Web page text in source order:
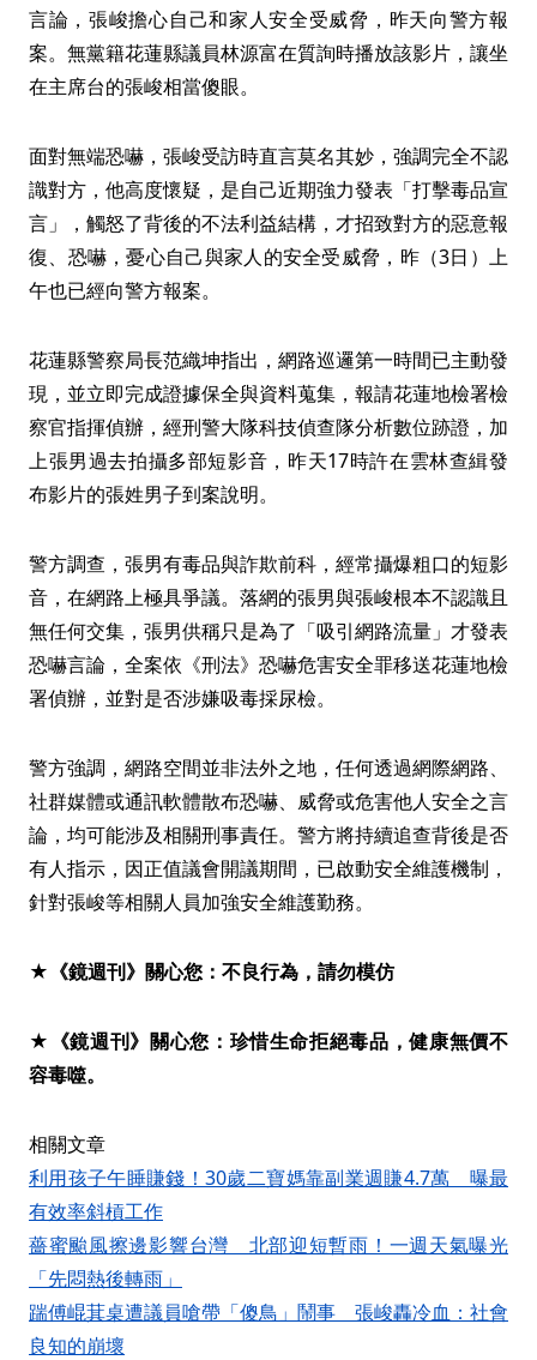
言論，張峻擔心自己和家人安全受威脅，昨天向警方報
案。無黨籍花蓮縣議員林源富在質詢時播放該影片，讓坐
在主席台的張峻相當傻眼。
面對無端恐嚇，張峻受訪時直言莫名其妙，強調完全不認
識對方，他高度懷疑，是自己近期強力發表「打擊毒品宣
言」，觸怒了背後的不法利益結構，才招致對方的惡意報
復、恐嚇，憂心自己與家人的安全受威脅，昨（3日）上
午也已經向警方報案。
花蓮縣警察局長范織坤指出，網路巡邏第一時間已主動發
現，並立即完成證據保全與資料蒐集，報請花蓮地檢署檢
察官指揮偵辦，經刑警大隊科技偵查隊分析數位跡證，加
上張男過去拍攝多部短影音，昨天17時許在雲林查緝發
布影片的張姓男子到案說明。
警方調查，張男有毒品與詐欺前科，經常攝爆粗口的短影
音，在網路上極具爭議。落網的張男與張峻根本不認識且
無任何交集，張男供稱只是為了「吸引網路流量」才發表
恐嚇言論，全案依《刑法》恐嚇危害安全罪移送花蓮地檢
署偵辦，並對是否涉嫌吸毒採尿檢。
警方強調，網路空間並非法外之地，任何透過網際網路、
社群媒體或通訊軟體散布恐嚇、威脅或危害他人安全之言
論，均可能涉及相關刑事責任。警方將持續追查背後是否
有人指示，因正值議會開議期間，已啟動安全維護機制，
針對張峻等相關人員加強安全維護勤務。
★《鏡週刊》關心您：不良行為，請勿模仿
★《鏡週刊》關心您：珍惜生命拒絕毒品，健康無價不
容毒噬。
相關文章
利用孩子午睡賺錢！30歲二寶媽靠副業週賺4.7萬 曝最
有效率斜槓工作
薔蜜颱風擦邊影響台灣 北部迎短暫雨！一週天氣曝光
「先悶熱後轉雨」
踹傅崐萁桌遭議員嗆帶「傻鳥」鬧事 張峻轟冷血：社會
良知的崩壞